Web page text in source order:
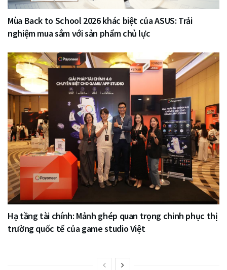
Mùa Back to School 2026 khác biệt của ASUS: Trải
nghiệm mua sắm với sản phẩm chủ lực
Hạ tầng tài chính: Mảnh ghép quan trọng chinh phục thị
trường quốc tế của game studio Việt